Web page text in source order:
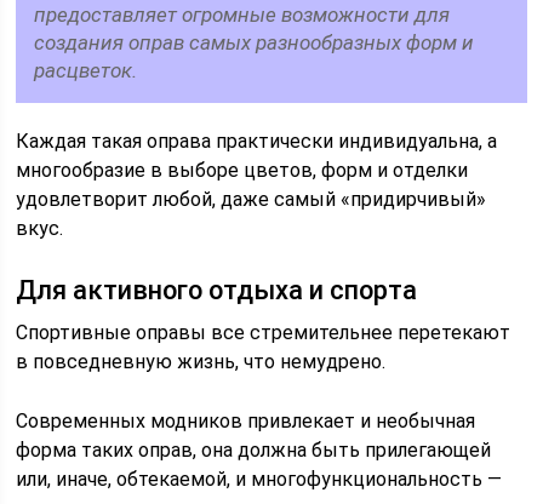
предоставляет огромные возможности для
создания оправ самых разнообразных форм и
расцветок.
Каждая такая оправа практически индивидуальна, а
многообразие в выборе цветов, форм и отделки
удовлетворит любой, даже самый «придирчивый»
вкус.
Для активного отдыха и спорта
Спортивные оправы все стремительнее перетекают
в повседневную жизнь, что немудрено.
Современных модников привлекает и необычная
форма таких оправ, она должна быть прилегающей
или, иначе, обтекаемой, и многофункциональность —